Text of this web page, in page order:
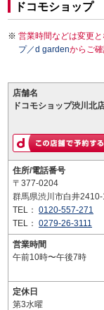
ドコモショップ
営業時間などは変更
プ／d gardenからご確
店舗名
ドコモショップ渋川北
住所/電話番号
〒377-0204
群馬県渋川市白井2410-
TEL： 0120-557-271
TEL： 0279-26-3111
営業時間
午前10時〜午後7時
定休日
第3水曜